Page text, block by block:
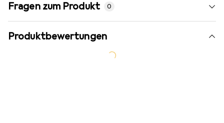
Fragen zum Produkt 0
Produktbewertungen